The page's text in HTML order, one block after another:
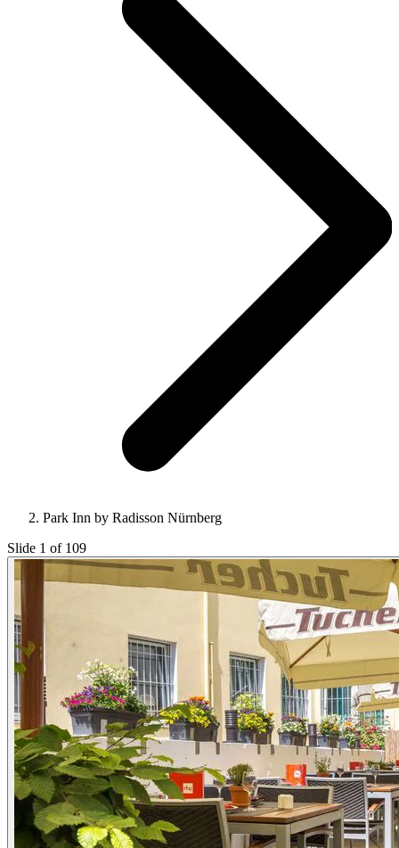
Park Inn by Radisson Nürnberg
Slide 1 of 109